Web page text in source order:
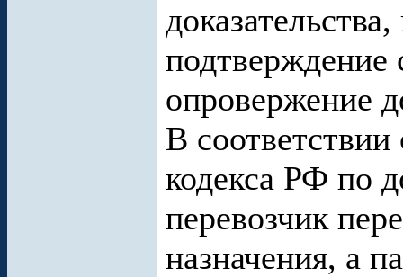
подтверждение
опровержение
В соответствии
кодекса РФ по
перевозчик
назначения, а